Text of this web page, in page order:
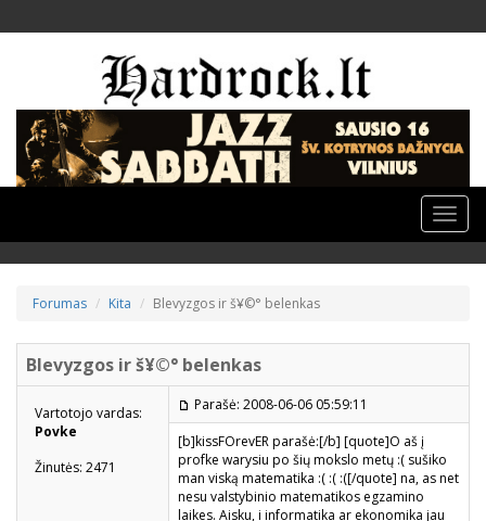
Toggle
Forumas Kita Blevyzgos ir š¥©° belenkas
Blevyzgos ir š¥©° belenkas
Vartotojo vardas:
Povke
Žinutės: 2471
Parašė: 2008-06-06 05:59:11
[b]kissFOrevER parašė:[/b] [quote]O aš į
profke warysiu po šių mokslo metų :( sušiko
man viską matematika :( :( :([/quote] na, as net
nesu valstybinio matematikos egzamino
laikes. Aisku, i informatika ar ekonomika jau